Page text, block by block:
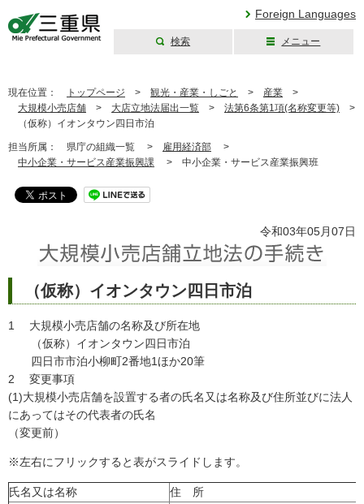
Foreign Languages
検索 メニュー
現在位置： トップページ > 観光・産業・しごと > 産業 >
大規模小売店舗 > 大店立地法届出一覧 > 法第6条第1項(名称変更等) >
（仮称）イオンタウン四日市泊
担当所属： 県庁の組織一覧 > 雇用経済部 >
中小企業・サービス産業振興課 > 中小企業・サービス産業振興班
令和03年05月07日
（仮称）イオンタウン四日市泊
1 大規模小売店舗の名称及び所在地
（仮称）イオンタウン四日市泊
四日市市泊小柳町2番地1ほか20筆
2 変更事項
(1)大規模小売店舗を設置する者の氏名又は名称及び住所並びに法人
にあってはその代表者の氏名
（変更前）
※左右にフリックすると表がスライドします。
氏名又は名称
住 所